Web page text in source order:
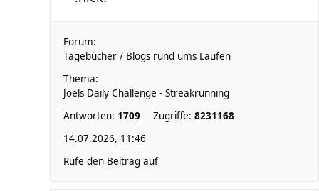
Forum:
Tagebücher / Blogs rund ums Laufen
Thema:
Joels Daily Challenge - Streakrunning
Antworten: 1709 Zugriffe: 8231168
14.07.2026, 11:46
Rufe den Beitrag auf